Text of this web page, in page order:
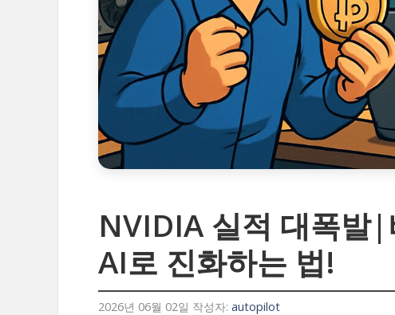
NVIDIA 실적 대폭발
AI로 진화하는 법!
2026년 06월 02일 작성자: autopilot